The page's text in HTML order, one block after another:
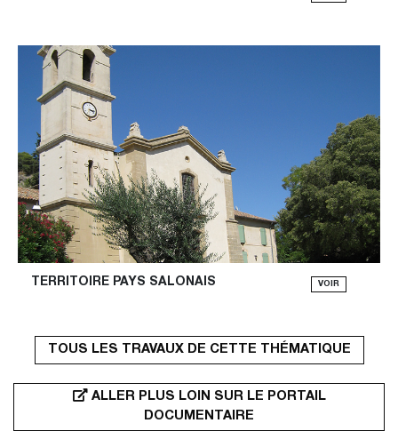
TERRITOIRE PAYS SALONAIS VOIR
TOUS LES TRAVAUX DE CETTE THÉMATIQUE
ALLER PLUS LOIN SUR LE PORTAIL
DOCUMENTAIRE